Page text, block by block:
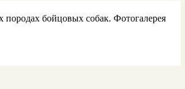
породах бойцовых собак. Фотогалерея